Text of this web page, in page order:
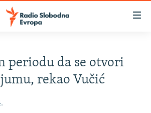
periodu da se otvori
rekao Vučić